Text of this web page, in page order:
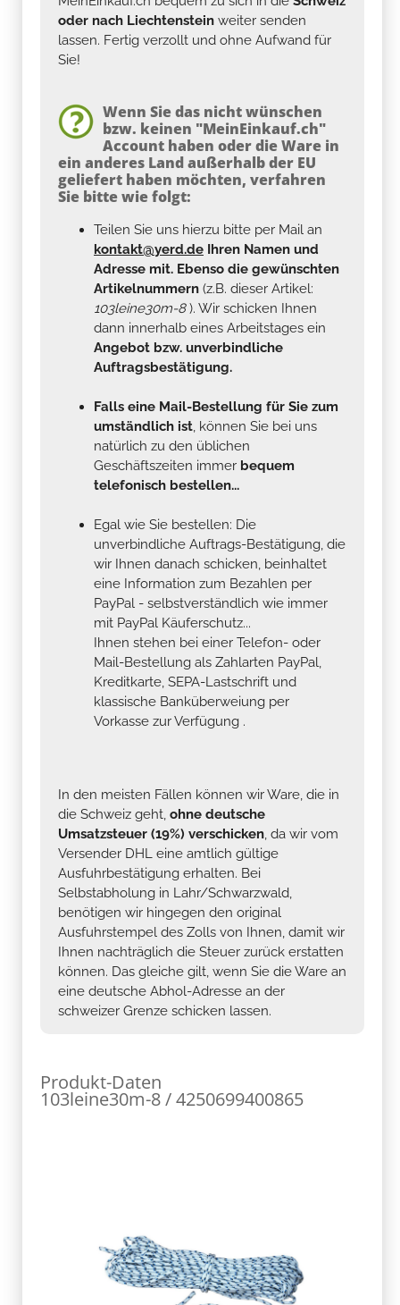
oder nach Liechtenstein weiter senden
lassen. Fertig verzollt und ohne Aufwand für
Sie!
Wenn Sie das nicht wünschen
bzw. keinen "MeinEinkauf.ch"
Account haben oder die Ware in
ein anderes Land außerhalb der EU
geliefert haben möchten, verfahren
Sie bitte wie folgt:
Teilen Sie uns hierzu bitte per Mail an
kontakt@yerd.de Ihren Namen und
Adresse mit. Ebenso die gewünschten
Artikelnummern (z.B. dieser Artikel:
103leine30m-8). Wir schicken Ihnen
dann innerhalb eines Arbeitstages ein
Angebot bzw. unverbindliche
Auftragsbestätigung.
Falls eine Mail-Bestellung für Sie zum
umständlich ist, können Sie bei uns
natürlich zu den üblichen
Geschäftszeiten immer bequem
telefonisch bestellen...
Egal wie Sie bestellen: Die
unverbindliche Auftrags-Bestätigung, die
wir Ihnen danach schicken, beinhaltet
eine Information zum Bezahlen per
PayPal - selbstverständlich wie immer
mit PayPal Käuferschutz...
Ihnen stehen bei einer Telefon- oder
Mail-Bestellung als Zahlarten PayPal,
Kreditkarte, SEPA-Lastschrift und
klassische Banküberweiung per
Vorkasse zur Verfügung .
In den meisten Fällen können wir Ware, die in
die Schweiz geht, ohne deutsche
Umsatzsteuer (19%) verschicken, da wir vom
Versender DHL eine amtlich gültige
Ausfuhrbestätigung erhalten. Bei
Selbstabholung in Lahr/Schwarzwald,
benötigen wir hingegen den original
Ausfuhrstempel des Zolls von Ihnen, damit wir
Ihnen nachträglich die Steuer zurück erstatten
können. Das gleiche gilt, wenn Sie die Ware an
eine deutsche Abhol-Adresse an der
schweizer Grenze schicken lassen.
Produkt-Daten
103leine30m-8 / 4250699400865